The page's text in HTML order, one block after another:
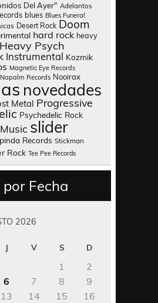
Del Ayer" Adelantos
blues Blues Funeral
Desert Rock Doom
hard rock heavy
Heavy Psych
Instrumental Kozmik
Magnetic Eye Records
Napalm Records Nooirax
novedades
Metal Progressive
Psychedelic Rock
slider
Records Stickman
Rock Tee Pee Records
Fecha
2026
J V S D
1
2
6 7 8
9
13 14 15
16